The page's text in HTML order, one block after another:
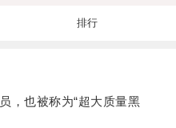
排行
也被称为“超大质量黑